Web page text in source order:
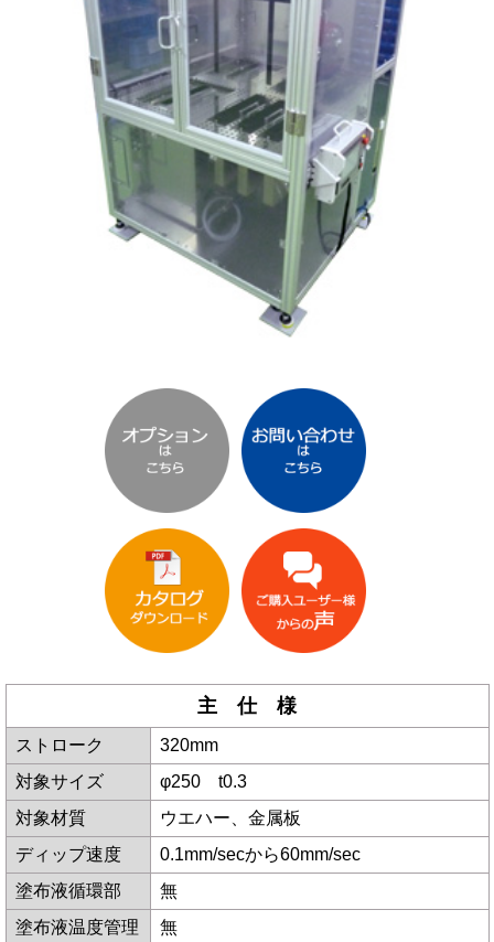
主 仕 様
ストローク
320mm
対象サイズ
φ250 t0.3
対象材質
ウエハー、金属板
ディップ速度
0.1mm/secから60mm/sec
塗布液循環部
無
塗布液温度管理
無